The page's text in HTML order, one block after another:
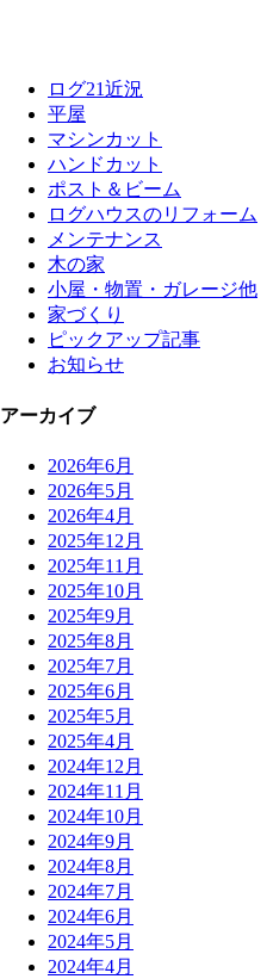
ログ21近況
平屋
マシンカット
ハンドカット
ポスト＆ビーム
ログハウスのリフォーム
メンテナンス
木の家
小屋・物置・ガレージ他
家づくり
ピックアップ記事
お知らせ
アーカイブ
2026年6月
2026年5月
2026年4月
2025年12月
2025年11月
2025年10月
2025年9月
2025年8月
2025年7月
2025年6月
2025年5月
2025年4月
2024年12月
2024年11月
2024年10月
2024年9月
2024年8月
2024年7月
2024年6月
2024年5月
2024年4月